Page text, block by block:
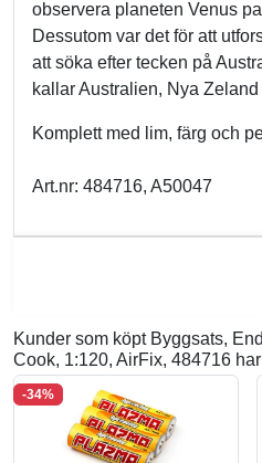
observera planeten Venus
Dessutom var det för att
att söka efter tecken på
kallar Australien, Nya Zeland
Komplett med lim, färg och
Art.nr: 484716, A50047
Kunder som köpt Byggsats,
Cook, 1:120, AirFix, 484716
-34%